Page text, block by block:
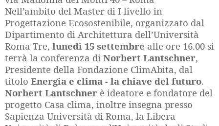
Nell’ambito del Master di I livello in
Progettazione Ecosostenibile, organizzato dal
Dipartimento di Architettura dell’Università
Roma Tre, lunedì 15 settembre alle ore 16.00 si
terrà la conferenza di Norbert Lantschner,
Presidente della Fondazione ClimAbita, dal
titolo Energia e clima - la chiave del futuro.
Norbert Lantschner è ideatore e fondatore del
progetto Casa clima, inoltre insegna presso
Sapienza Università di Roma, la Libera